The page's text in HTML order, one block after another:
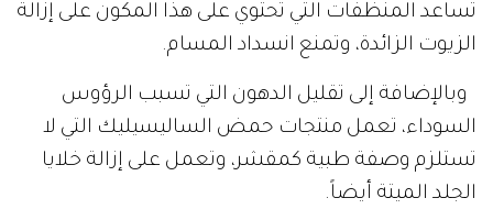
تساعد المنظفات التي تحتوي على هذا المكون على إزالة
الزيوت الزائدة، وتمنع انسداد المسام.
وبالإضافة إلى تقليل الدهون التي تسبب الرؤوس
السوداء، تعمل منتجات حمض الساليسيليك التي لا
تستلزم وصفة طبية كمقشر، وتعمل على إزالة خلايا
الجلد الميتة أيضاً.